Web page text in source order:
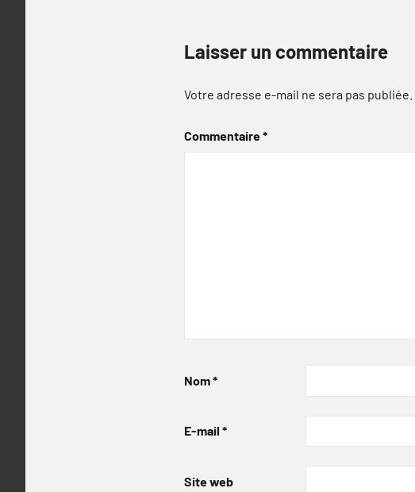
Laisser un commentaire
Votre adresse e-mail ne sera pas publiée.
Commentaire*
Nom*
E-mail *
Site web